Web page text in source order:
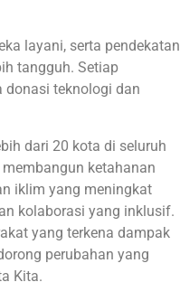
layani, serta pendekatan
tangguh. Setiap
donasi teknologi dan
dari 20 kota di seluruh
ketahanan
iklim yang meningkat
kolaborasi yang inklusif.
yang terkena dampak
perubahan yang
Kita.